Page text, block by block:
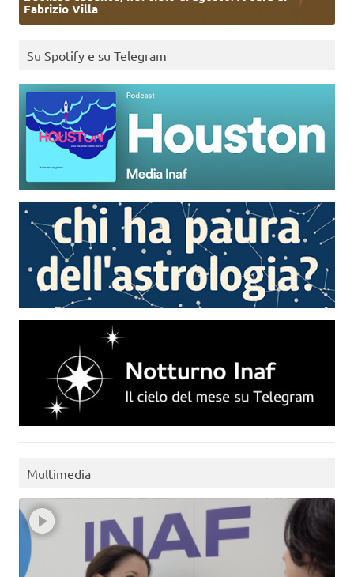
Fabrizio Villa
Su Spotify e su Telegram
Multimedia